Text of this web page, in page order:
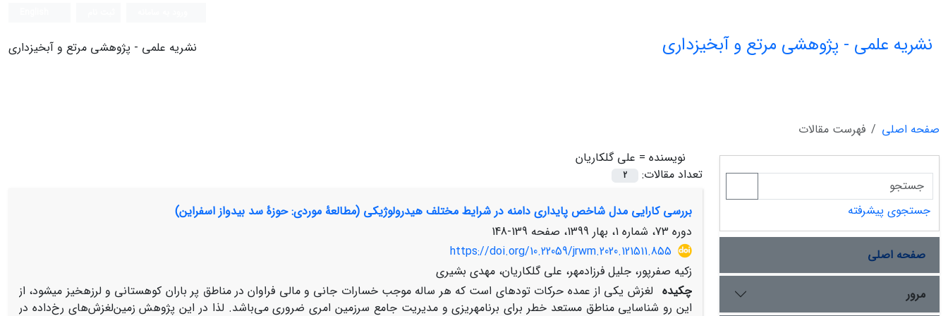
نشریه علمی - پژوهشی مرتع و آبخیزداری نشریه علمی - پژوهشی مرتع و آبخیزداری
صفحه اصلی
فهرست مقالات
نویسنده = علی گلکاریان
تعداد مقالات:
2
بررسی کارایی مدل شاخص پایداری دامنه در شرایط مختلف هیدرولوژیکی (مطالعۀ موردی: حوزۀ سد بیدواز اسفراین)
دوره 73، شماره 1، بهار 1399، صفحه
139-148
https://doi.org/10.22059/jrwm.2020.121511.855
زکیه صفرپور، جلیل فرزادمهر، علی گلکاریان، مهدی بشیری
چکیده لغزش یکی از عمده حرکات توده­ای است که هر ساله موجب خسارات جانی و مالی فراوان در مناطق پر باران کوهستانی و لرزه­خیز می­شود، از
این رو شناسایی مناطق مستعد خطر برای برنامه­ریزی و مدیریت جامع سرزمین امری ضروری می‌باشد. لذا در این پژوهش زمین‌لغزش‌های رخ‌داده در
جستجوی پیشرفته
صفحه اصلی
مرور